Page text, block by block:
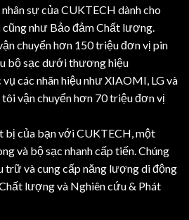
sự của CUKTECH dành cho
như Bảo đảm Chất lượng.
chuyển hơn 150 triệu đơn vị pin
bộ sạc dưới thương hiệu
các nhãn hiệu như XIAOMI, LG và
vận chuyển hơn 70 triệu đơn vị
bị của bạn với CUKTECH, một
và bộ sạc nhanh cấp tiến. Chúng
trữ và cung cấp năng lượng di động
lượng và Nghiên cứu & Phát